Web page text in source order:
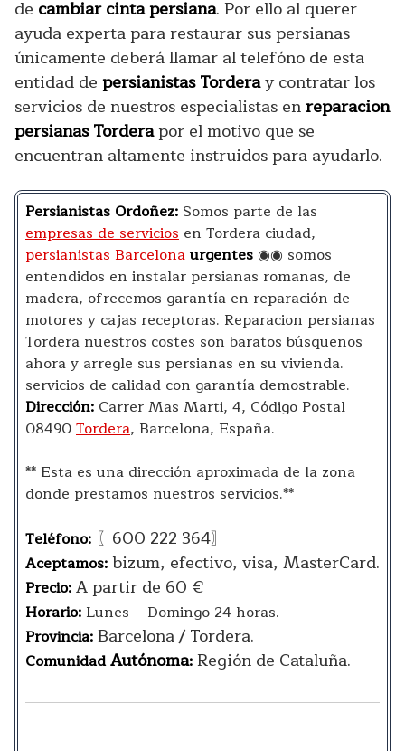
de cambiar cinta persiana. Por ello al querer
ayuda experta para restaurar sus persianas
únicamente deberá llamar al telefóno de esta
entidad de persianistas Torderay contratar los
servicios de nuestros especialistas enreparacion
persianas Torderapor el motivo que se
encuentran altamente instruidos para ayudarlo.
Persianistas Ordoñez: Somos parte de las
empresas de servicios en Tordera ciudad,
persianistas Barcelonaurgentes ◉◉ somos
entendidos en instalar persianas romanas, de
madera, ofrecemos garantía en reparación de
motores y cajas receptoras. Reparacion persianas
Tordera nuestros costes son baratos búsquenos
ahora y arregle sus persianas en su vivienda.
servicios de calidad con garantía demostrable.
Dirección: Carrer Mas Marti, 4, Código Postal
08490Tordera, Barcelona, España.
** Esta es una dirección aproximada de la zona
donde prestamos nuestros servicios.**
Teléfono: 〖600 222 364〗
Aceptamos:bizum, efectivo, visa, MasterCard.
Precio:A partir de 60 €
Horario: Lunes – Domingo 24 horas.
Provincia:Barcelona / Tordera.
ComunidadAutónoma:Región de Cataluña.